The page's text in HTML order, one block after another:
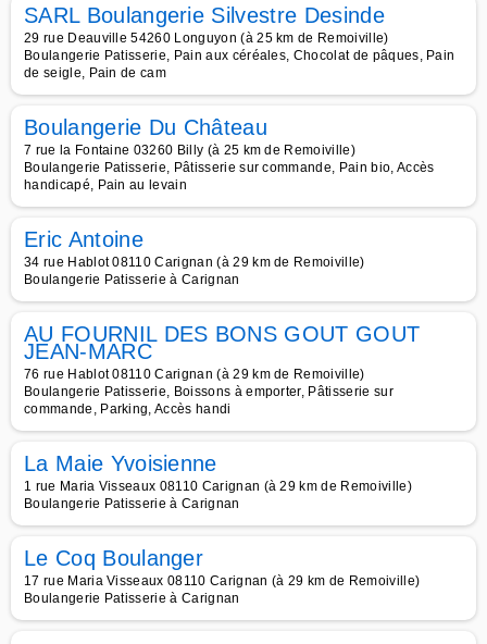
SARL Boulangerie Silvestre Desinde
29 rue Deauville 54260 Longuyon (à 25 km de Remoiville)
Boulangerie Patisserie, Pain aux céréales, Chocolat de pâques, Pain
de seigle, Pain de cam
Boulangerie Du Château
7 rue la Fontaine 03260 Billy (à 25 km de Remoiville)
Boulangerie Patisserie, Pâtisserie sur commande, Pain bio, Accès
handicapé, Pain au levain
Eric Antoine
34 rue Hablot 08110 Carignan (à 29 km de Remoiville)
Boulangerie Patisserie à Carignan
AU FOURNIL DES BONS GOUT GOUT
JEAN-MARC
76 rue Hablot 08110 Carignan (à 29 km de Remoiville)
Boulangerie Patisserie, Boissons à emporter, Pâtisserie sur
commande, Parking, Accès handi
La Maie Yvoisienne
1 rue Maria Visseaux 08110 Carignan (à 29 km de Remoiville)
Boulangerie Patisserie à Carignan
Le Coq Boulanger
17 rue Maria Visseaux 08110 Carignan (à 29 km de Remoiville)
Boulangerie Patisserie à Carignan